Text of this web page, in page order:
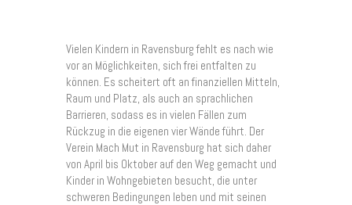
Vielen Kindern in Ravensburg fehlt es nach wie
vor an Möglichkeiten, sich frei entfalten zu
können. Es scheitert oft an finanziellen Mitteln,
Raum und Platz, als auch an sprachlichen
Barrieren, sodass es in vielen Fällen zum
Rückzug in die eigenen vier Wände führt. Der
Verein Mach Mut in Ravensburg hat sich daher
von April bis Oktober auf den Weg gemacht und
Kinder in Wohngebieten besucht, die unter
schweren Bedingungen leben und mit seinen